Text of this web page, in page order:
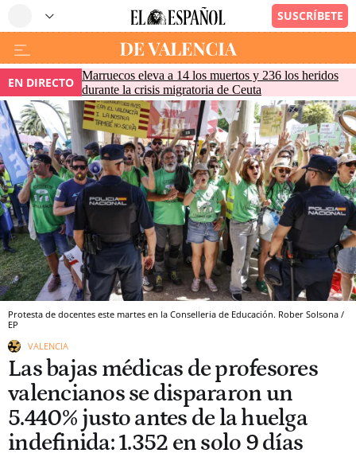
EN DIRECTO Marruecos eleva a 14 los muertos y 236 los heridos
durante la crisis migratoria de Ceuta
Protesta de docentes este martes en la Conselleria de Educación. Rober Solsona /
EP
VALENCIA
Las bajas médicas de profesores
valencianos se dispararon un
5.440% justo antes de la huelga
indefinida: 1.352 en solo 9 días